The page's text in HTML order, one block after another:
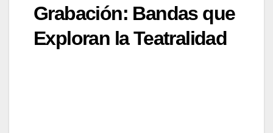
Grabación: Bandas que
Exploran la Teatralidad